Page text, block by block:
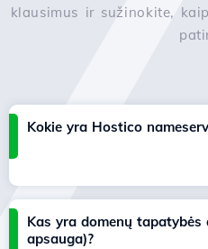
klausimus ir sužinokite,
Kokie yra Hostico
Kas yra domenų tapatybės
apsauga)?